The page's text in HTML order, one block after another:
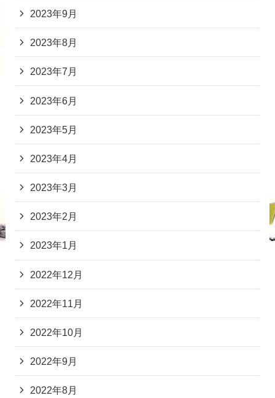
2023年9月
2023年8月
2023年7月
2023年6月
2023年5月
2023年4月
2023年3月
2023年2月
2023年1月
2022年12月
2022年11月
2022年10月
2022年9月
2022年8月